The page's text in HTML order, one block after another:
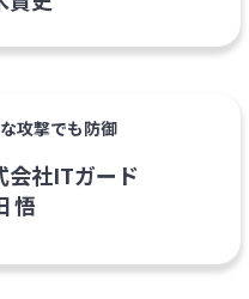
攻撃でも防御
会社ITガード
悟